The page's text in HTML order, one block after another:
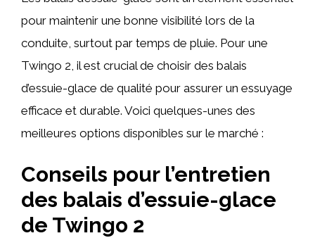
pour maintenir une bonne visibilité lors de la
conduite, surtout par temps de pluie. Pour une
Twingo 2, il est crucial de choisir des balais
d’essuie-glace de qualité pour assurer un essuyage
efficace et durable. Voici quelques-unes des
meilleures options disponibles sur le marché :
Conseils pour l’entretien
des balais d’essuie-glace
de Twingo 2